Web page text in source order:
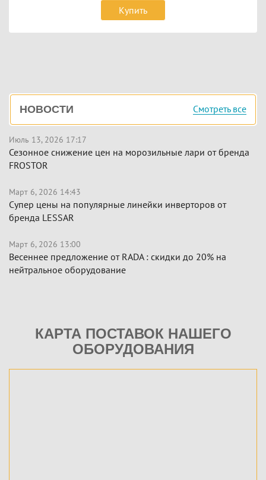
Купить
Боковая
панель
НОВОСТИ Смотреть все
Июль 13, 2026 17:17
Сезонное снижение цен на морозильные лари от бренда
FROSTOR
Март 6, 2026 14:43
Супер цены на популярные линейки инверторов от
бренда LESSAR
Март 6, 2026 13:00
Весеннее предложение от RADA : скидки до 20% на
нейтральное оборудование
КАРТА ПОСТАВОК НАШЕГО
ОБОРУДОВАНИЯ